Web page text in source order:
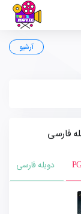
آرشیو
دوبله فارسی